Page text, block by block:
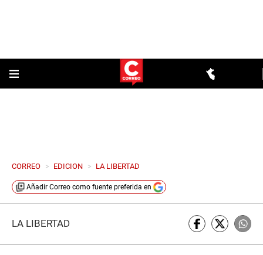
CORREO > EDICION > LA LIBERTAD
Añadir Correo como fuente preferida en
LA LIBERTAD